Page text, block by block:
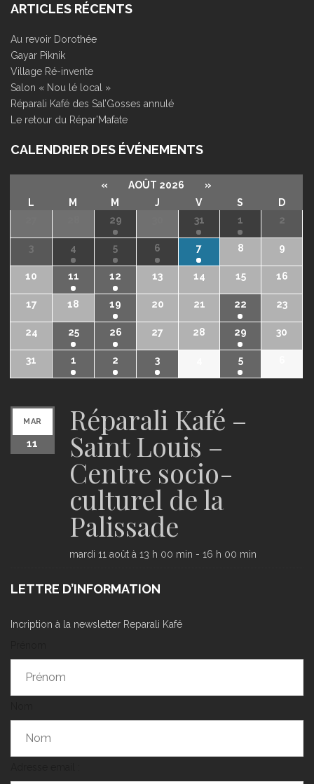
ARTICLES RÉCENTS
Au revoir Dorothée
Gayar Piknik
Village Ré-invente
Salon « Nou lé local »
Réparali Kafé des Sal’Gosses annulé
Le retour du Répar’Mafate
CALENDRIER DES ÉVÉNEMENTS
« AOÛT 2026
»
L
M M J V S
D
29 31 1 2
3 4 5 6 7 8 9
10 11 12 13 14 15 16
17 18 19 20 21 22 23
24 25 26 27 28 29 30
31 1 2 3 5
MAR
11
Réparali Kafé –
Saint Louis –
Centre socio-
culturel de la
Palissade
mardi 11 août à 13 h 00 min - 16 h 00 min
LETTRE D’INFORMATION
Incription à la newsletter Reparali Kafé